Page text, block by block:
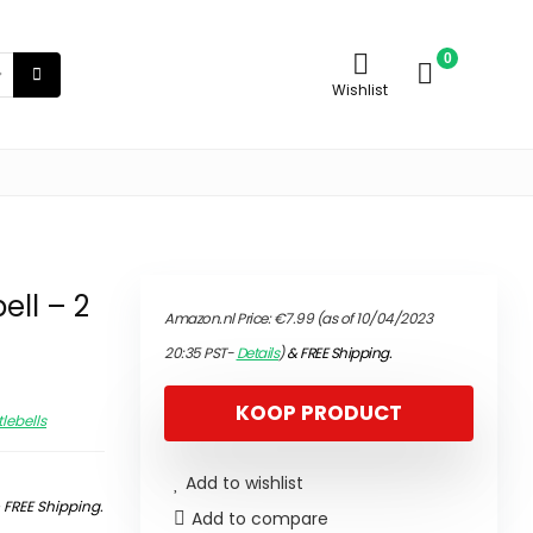
Wishlist
0
– 2
FREE Shipping.
Amazon.nl Price:€7.99(as of 10/04/2023
20:35 PST-Details)&FREE Shipping.
KOOP PRODUCT
Add to wishlist
Add to compare